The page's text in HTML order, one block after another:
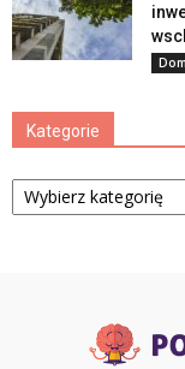
Kategorie
Kategorie